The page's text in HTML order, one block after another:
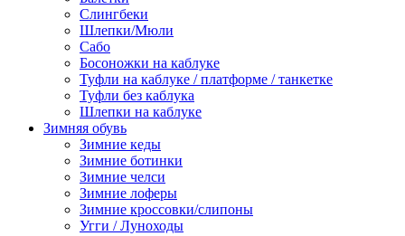
Слингбеки
Шлепки/Мюли
Сабо
Босоножки на каблуке
Туфли на каблуке / платформе / танкетке
Туфли без каблука
Шлепки на каблуке
Зимняя обувь
Зимние кеды
Зимние ботинки
Зимние челси
Зимние лоферы
Зимние кроссовки/слипоны
Угги / Луноходы